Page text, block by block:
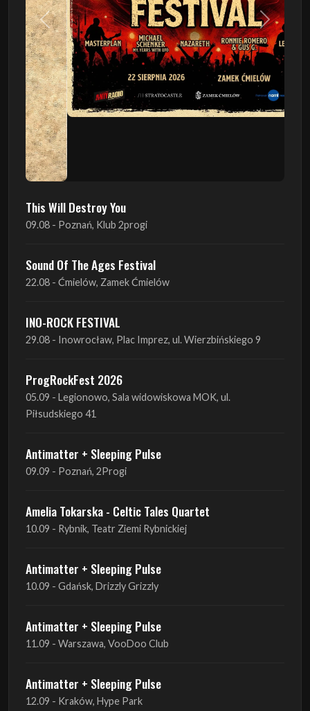
This Will Destroy You
09.08 - Poznań, Klub 2progi
Sound Of The Ages Festival
22.08 - Ćmielów, Zamek Ćmielów
INO-ROCK FESTIVAL
29.08 - Inowrocław, Plac Imprez, ul. Wierzbińskiego 9
ProgRockFest 2026
Antimatter + Sleeping Pulse
09.09 - Poznań, 2Progi
Amelia Tokarska - Celtic Tales Quartet
10.09 - Rybnik, Teatr Ziemi Rybnickiej
Antimatter + Sleeping Pulse
Antimatter + Sleeping Pulse
11.09 - Warszawa, VooDoo Club
Antimatter + Sleeping Pulse
12.09 - Kraków, Hype Park
Amelia Tokarska - Celtic Tales Quartet
19.09 - Brześć Kujawski, Wahadło